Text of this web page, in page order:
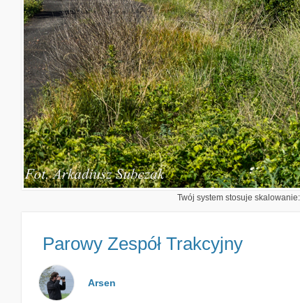
Twój system stosuje
Parowy Zespół Trakcyjny
Arsen